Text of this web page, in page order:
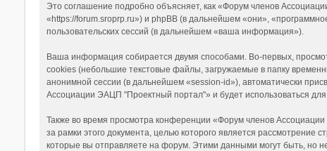
Это соглашение подробно объясняет, как «Форум членов
«https://forum.sroprp.ru») и phpBB (в дальнейшем «они»,
пользовательских сессий (в дальнейшем «ваша информация»).
Ваша информация собирается двумя способами. Во-первых,
cookies (небольшие текстовые файлы, загружаемые в папку
анонимной сессии (в дальнейшем «session-id»), автоматически
Ассоциации ЭАЦП "Проектный портал"» и будет использоваться
Также во время просмотра конференции «Форум членов
за рамки этого документа, целью которого является
которые вы отправляете на форум. Этими данными могут быть,